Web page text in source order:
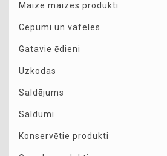
Maize maizes produkti
Cepumi un vafeles
Gatavie ēdieni
Uzkodas
Saldējums
Saldumi
Konservētie produkti